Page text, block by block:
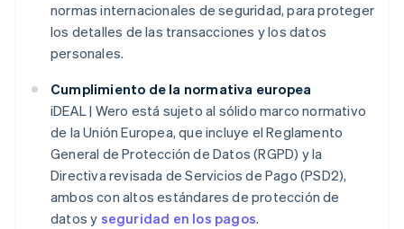
normas internacionales de seguridad, para proteger
los detalles de las transacciones y los datos
personales.
Cumplimiento de la normativa europea
iDEAL | Wero está sujeto al sólido marco normativo
de la Unión Europea, que incluye el Reglamento
General de Protección de Datos (RGPD) y la
Directiva revisada de Servicios de Pago (PSD2),
ambos con altos estándares de protección de
datos y seguridad en los pagos.